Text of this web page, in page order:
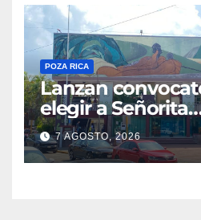
POZA RICA
Lanzan
elegir a Señorita
Independencia,
Libertad 2026
7 AGOSTO, 2026